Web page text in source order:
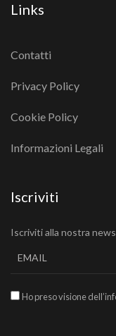
Links
Contatti
Privacy Policy
Cookie Policy
Informazioni Legali
Iscriviti
Iscriviti alla nostra
Ho preso visione